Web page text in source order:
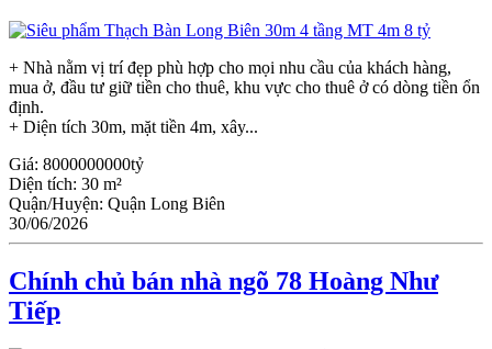
+ Nhà nằm vị trí đẹp phù hợp cho mọi nhu cầu của khách hàng,
mua ở, đầu tư giữ tiền cho thuê, khu vực cho thuê ở có dòng tiền ổn
định.
+ Diện tích 30m, mặt tiền 4m, xây...
Giá: 8000000000tỷ
Diện tích: 30 m²
Quận/Huyện: Quận Long Biên
30/06/2026
Chính chủ bán nhà ngõ 78 Hoàng Như
Tiếp